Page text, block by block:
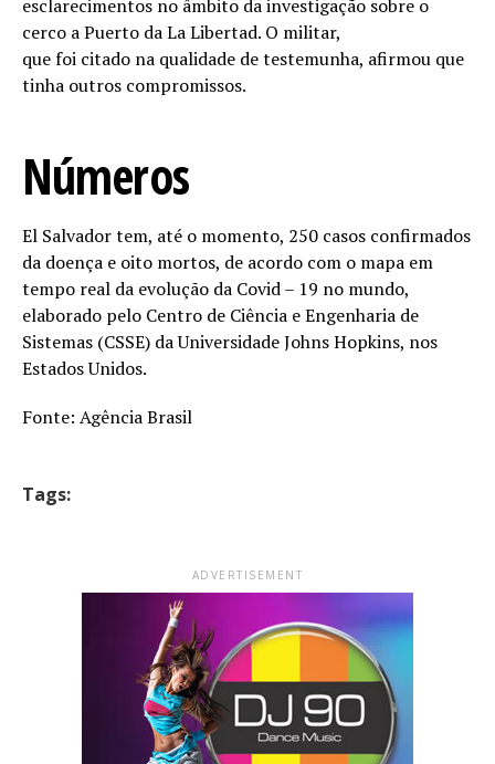
esclarecimentos no âmbito da investigação sobre o
cerco a Puerto da La Libertad. O militar,
que foi citado na qualidade de testemunha, afirmou que
tinha outros compromissos.
Números
El Salvador tem, até o momento, 250 casos confirmados
da doença e oito mortos, de acordo com o mapa em
tempo real da evolução da Covid – 19 no mundo,
elaborado pelo Centro de Ciência e Engenharia de
Sistemas (CSSE) da Universidade Johns Hopkins, nos
Estados Unidos.
Fonte: Agência Brasil
Tags:
ADVERTISEMENT